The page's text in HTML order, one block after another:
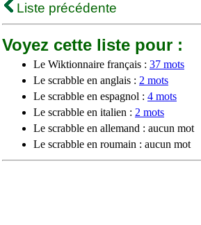
Liste précédente
Voyez cette liste pour :
Le Wiktionnaire français : 37 mots
Le scrabble en anglais : 2 mots
Le scrabble en espagnol : 4 mots
Le scrabble en italien : 2 mots
Le scrabble en allemand : aucun mot
Le scrabble en roumain : aucun mot